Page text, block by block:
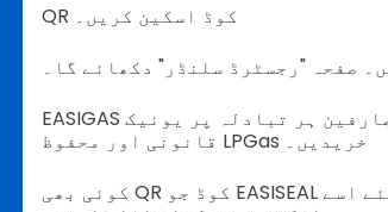
QR کوڈ اسکین کریں۔
صفحہ "رجسٹرڈ سلنڈر" دکھائے گا۔
EASIGAS ترغیب دیتا ہے کہ صارفین ہر تبادلہ پر یونیک QR کوڈ اسکین کریں تاکہ وہ صرف
قانونی اور محفوظ LPGas خریدیں۔
کوئی بھی QR کوڈ جو EASISEAL سے مختلف ہو، اسے مشکوک سمجھا جانا چاہئے اور اس لئے اسے